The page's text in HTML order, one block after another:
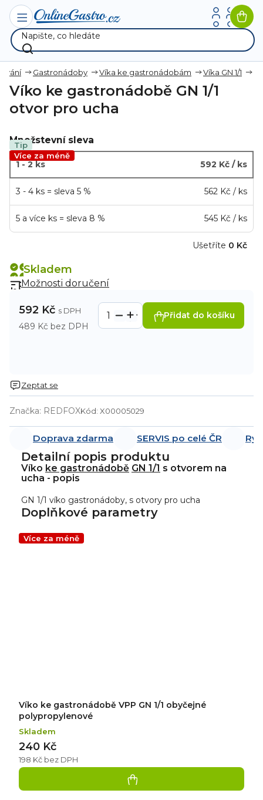
Přejít
obsah
Gastronádoby Víka ke gastronádobám Víka GN 1/1
Víko ke gastronádobě GN 1/1
otvor pro ucha
Tip
Více za méně
Značka: REDFOXKód: X00005029
Skladem
Možnosti doručení
Množstevní sleva
1 - 2 ks 592 Kč / ks
3 - 4 ks = sleva 5 % 562 Kč / ks
5 a více ks = sleva 8 % 545 Kč / ks
Ušetříte 0 Kč
592 Kč
489 Kč bez DPH
Přidat do košíku
Zeptat se
Doprava zdarma SERVIS po celé ČR
Detailní popis produktu
Víko ke gastronádobě GN 1/1 s otvorem na
ucha - popis
GN 1/1 víko gastronádoby, s otvory pro ucha
Doplňkové parametry
Více za méně
Víko ke gastronádobě VPP GN 1/1 obyčejné
polypropylenové
Skladem
198 Kč bez DPH
240 Kč